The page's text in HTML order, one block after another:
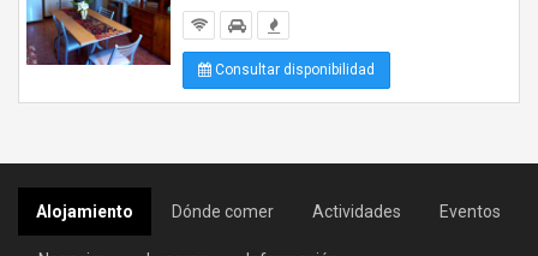
Consultar disponibilidad
Alojamiento Dónde comer Actividades Eventos